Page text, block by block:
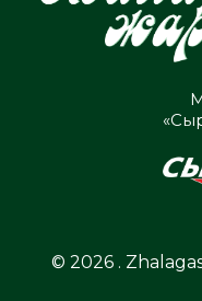
© 2026 .